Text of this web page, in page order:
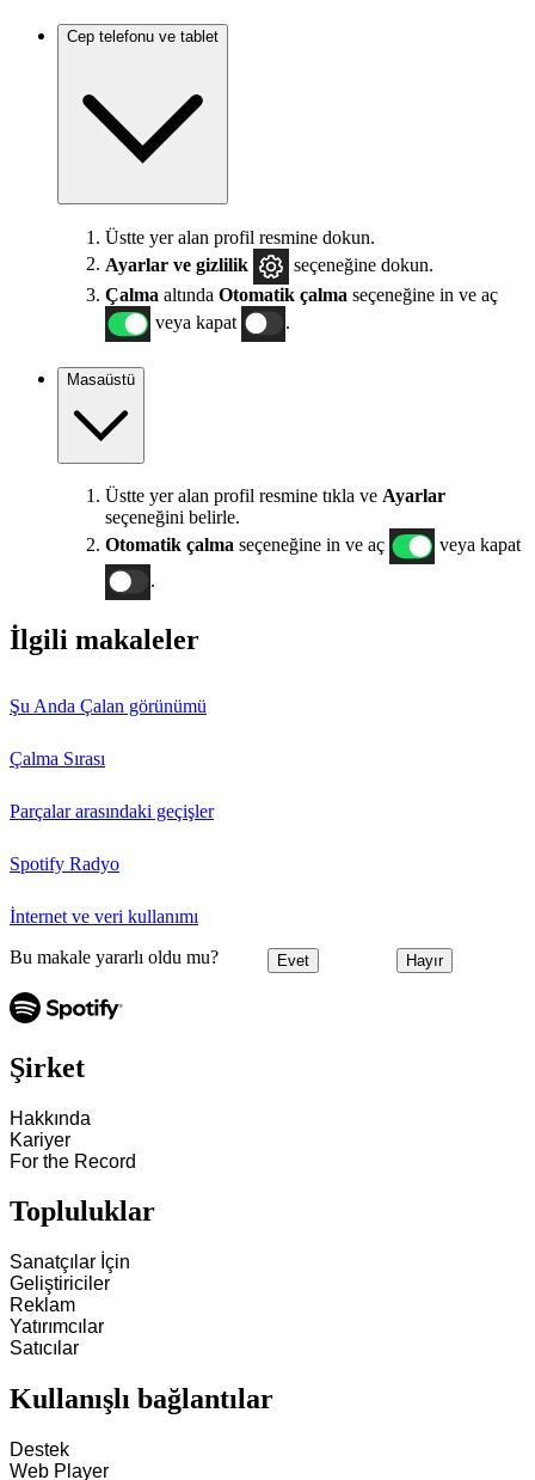
Cep telefonu ve tablet
Üstte yer alan profil resmine dokun.
Ayarlar ve gizlilik
seçeneğine dokun.
Çalma altında Otomatik çalma seçeneğine in ve aç
veya kapat
.
Masaüstü
Üstte yer alan profil resmine tıkla ve Ayarlar
seçeneğini belirle.
Otomatik çalma seçeneğine in ve aç
veya kapat
.
İlgili makaleler
Şu Anda Çalan görünümü
Çalma Sırası
Parçalar arasındaki geçişler
Spotify Radyo
İnternet ve veri kullanımı
Bu makale yararlı oldu mu? Evet Hayır
Şirket
Hakkında
Kariyer
For the Record
Topluluklar
Sanatçılar İçin
Geliştiriciler
Reklam
Yatırımcılar
Satıcılar
Kullanışlı bağlantılar
Destek
Web Player